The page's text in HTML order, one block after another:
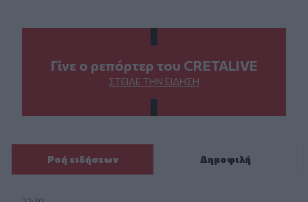
Γίνε ο ρεπόρτερ του CRETALIVE
ΣΤΕΊΛΕ ΤΗΝ ΕΊΔΗΣΗ
Ροή ειδήσεων Δημοφιλή